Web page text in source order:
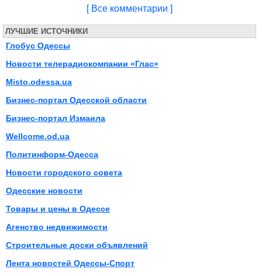
[ Все комментарии ]
ЛУЧШИЕ ИСТОЧНИКИ
Глобус Одессы
Новости телерадиокомпании «Глас»
Misto.odessa.ua
Бизнес-портал Одесской области
Бизнес-портал Измаила
Wellcome.od.ua
Политинформ-Одесса
Новости городского совета
Одесские новости
Товары и цены в Одессе
Агенство недвижимости
Строительные доски объявлений
Лента новостей Одессы-Спорт